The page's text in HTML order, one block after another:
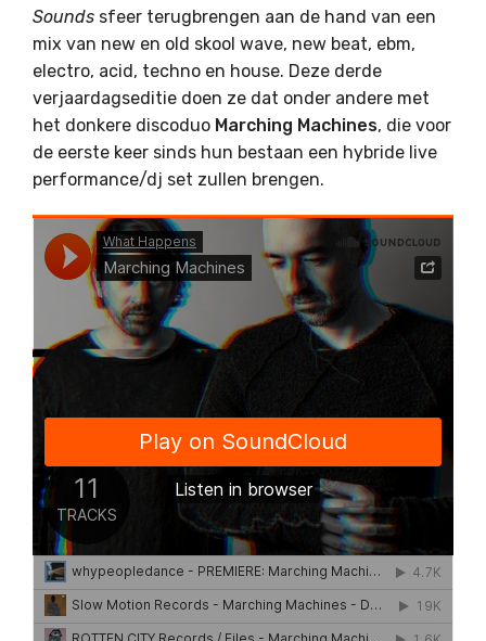
Sounds sfeer terugbrengen aan de hand van een
mix van new en old skool wave, new beat, ebm,
electro, acid, techno en house. Deze derde
verjaardagseditie doen ze dat onder andere met
het donkere discoduo Marching Machines, die voor
de eerste keer sinds hun bestaan een hybride live
performance/dj set zullen brengen.